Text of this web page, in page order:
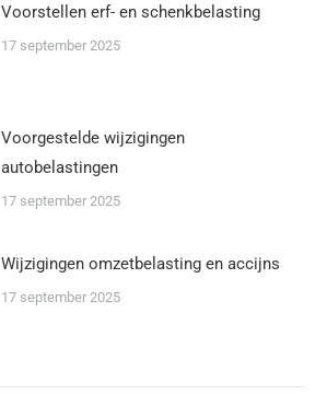
Voorstellen erf- en schenkbelasting
17 september 2025
Voorgestelde wijzigingen
autobelastingen
17 september 2025
Wijzigingen omzetbelasting en accijns
17 september 2025